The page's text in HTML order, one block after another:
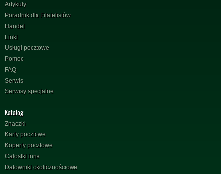
Artykuły
Poradnik dla Filatelistów
Handel
Linki
Usługi pocztowe
Pomoc
FAQ
Serwis
Serwisy specjalne
Katalog
Znaczki
Karty pocztowe
Koperty pocztowe
Całostki inne
Datowniki okolicznościowe